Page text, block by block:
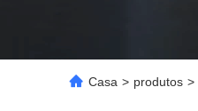
Casa > produtos >